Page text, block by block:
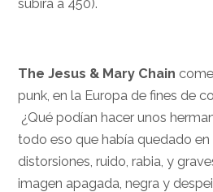
subirá a 450).
The Jesus & Mary Chain
punk, en la Europa de fines de
¿Qué podían hacer unos
todo eso que había quedado en
distorsiones, ruido, rabia, y
imagen apagada, negra y